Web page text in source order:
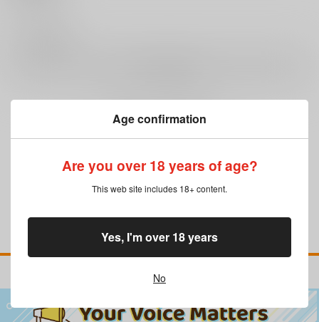
まだレビューはありません
Age confirmation
Are you over 18 years of age?
This web site includes 18+ content.
No
Yes, I'm over 18 years